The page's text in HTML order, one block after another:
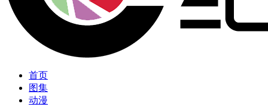
首页
图集
动漫